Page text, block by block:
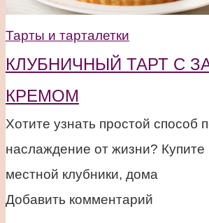
Тарты и тарталетки
КЛУБНИЧНЫЙ ТАРТ С
КРЕМОМ
Хотите узнать простой способ
наслаждение от жизни? Купите
местной клубники, дома
Добавить комментарий